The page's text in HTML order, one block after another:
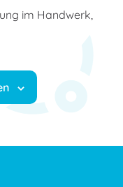
im Handwerk,